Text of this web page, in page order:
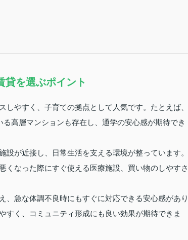
貸を選ぶポイント
しやすく、子育ての拠点として人気です。たとえば、
高層マンションも存在し、通学の安心感が期待でき
設が近接し、日常生活を支える環境が整っています。
くなった際にすぐ使える医療施設、買い物のしやすさ
、急な体調不良時にもすぐに対応できる安心感があり
すく、コミュニティ形成にも良い効果が期待できま